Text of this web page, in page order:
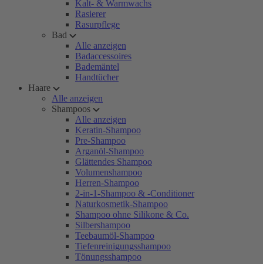
Kalt- & Warmwachs
Rasierer
Rasurpflege
Bad
Alle anzeigen
Badaccessoires
Bademäntel
Handtücher
Haare
Alle anzeigen
Shampoos
Alle anzeigen
Keratin-Shampoo
Pre-Shampoo
Arganöl-Shampoo
Glättendes Shampoo
Volumenshampoo
Herren-Shampoo
2-in-1-Shampoo & -Conditioner
Naturkosmetik-Shampoo
Shampoo ohne Silikone & Co.
Silbershampoo
Teebaumöl-Shampoo
Tiefenreinigungsshampoo
Tönungsshampoo